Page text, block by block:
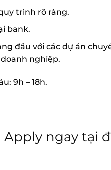
trình rõ ràng.
bank.
đầu với các dự án
nghiệp.
9h – 18h.
Apply ngay tại